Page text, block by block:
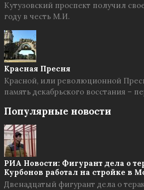
Кутузовский проспект получил
году в честь М.И.
Красная Пресня
Красной, или революционной
память декабрьского восстания –
Популярные новости
РИА Новости: Фигурант дела о
Курбонов работал на стройке в
Двенадцатый фигурант дела о